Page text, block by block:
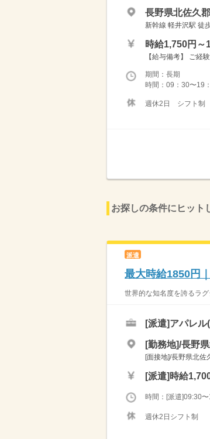
長野県北佐久
新幹線 軽井沢駅 徒
時給1,750円～
【給与備考】 ご経
期間：長期
時間：09：30〜19
週休2日 シフト制
お探しの条件にヒット
派遣
最大時給1850円
世界的な知名度を誇るラ
[派遣]アパレル
[勤務地]/長野
[面接地]/長野県北佐
[派遣] 時給
時間：[派遣]09:30
週休2日シフト制